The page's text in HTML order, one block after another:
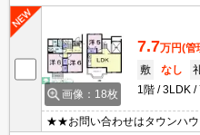
画像：18枚
7.7万円(管
敷
なし
1階
3LDK
★★お問い合わせはタウンハ